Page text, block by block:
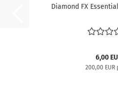
Diamond FX
6,00
200,00 EUR